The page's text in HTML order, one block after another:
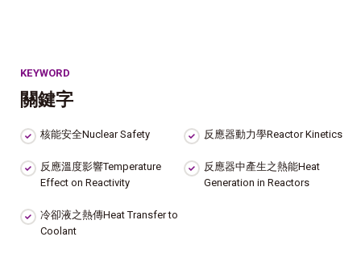
KEYWORD
關鍵字
核能安全Nuclear Safety 反應器動力學Reactor Kinetics
反應溫度影響Temperature
Effect on Reactivity
反應器中產生之熱能Heat
Generation in Reactors
冷卻液之熱傳Heat Transfer to
Coolant